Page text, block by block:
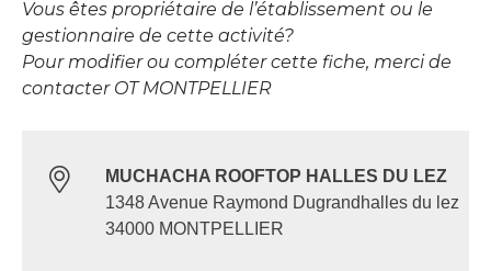
Vous êtes propriétaire de l’établissement ou le
gestionnaire de cette activité?
Pour modifier ou compléter cette fiche, merci de
contacter OT MONTPELLIER
MUCHACHA ROOFTOP HALLES DU LEZ
1348 Avenue Raymond Dugrandhalles du lez
34000 MONTPELLIER